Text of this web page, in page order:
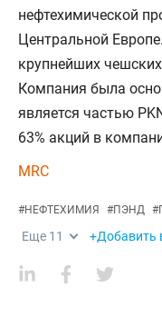
нефтехимической
Центральной
крупнейших
Компания была
является частью
63% акций в
MRC
#НЕФТЕХИМИЯ #ПЭНД #
Еще 11 +Добавить